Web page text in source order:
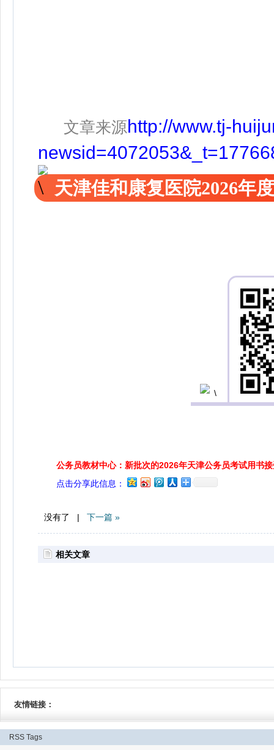
文章来源http://www.tj-
天津佳和康复医院2026年
公务员教材中心：新批次的2026年天津公务员考试用书
点击分享此信息：
没有了 | 下一篇 »
相关文章
友情链接：
RSS Tags